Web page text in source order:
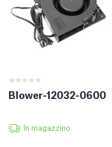
Blower-12032-0600
In magazzino